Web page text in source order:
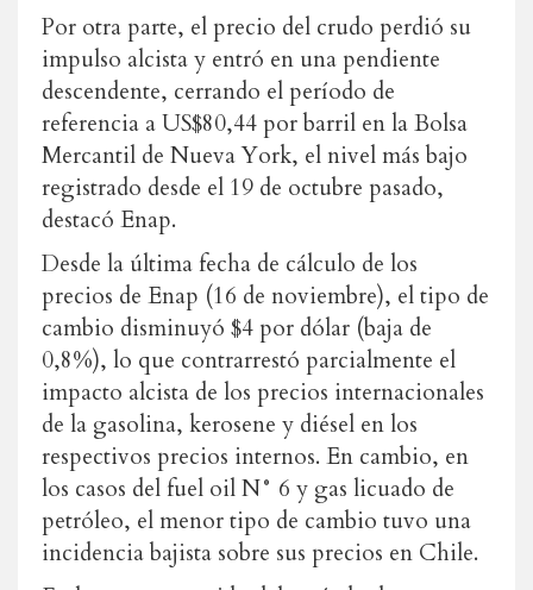
Por otra parte, el precio del crudo perdió su
impulso alcista y entró en una pendiente
descendente, cerrando el período de
referencia a US$80,44 por barril en la Bolsa
Mercantil de Nueva York, el nivel más bajo
registrado desde el 19 de octubre pasado,
destacó Enap.
Desde la última fecha de cálculo de los
precios de Enap (16 de noviembre), el tipo de
cambio disminuyó $4 por dólar (baja de
0,8%), lo que contrarrestó parcialmente el
impacto alcista de los precios internacionales
de la gasolina, kerosene y diésel en los
respectivos precios internos. En cambio, en
los casos del fuel oil N° 6 y gas licuado de
petróleo, el menor tipo de cambio tuvo una
incidencia bajista sobre sus precios en Chile.